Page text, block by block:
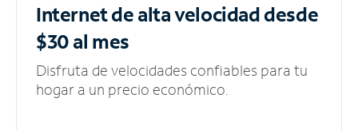
Internet de alta velocidaddesde
$30 al mes
Disfruta de velocidades confiables para tu
hogar a un precio económico.